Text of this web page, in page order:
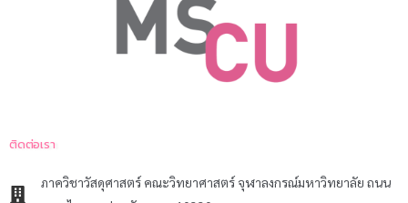
ติดต่อเรา
ภาควิชาวัสดุศาสตร์ คณะวิทยาศาสตร์ จุฬาลงกรณ์มหาวิทยาลัย ถนน